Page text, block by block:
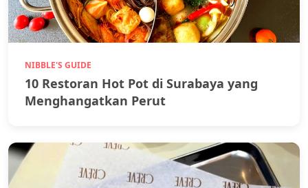
NIBBLE'S GUIDE
10 Restoran Hot Pot di Surabaya yang
Menghangatkan Perut